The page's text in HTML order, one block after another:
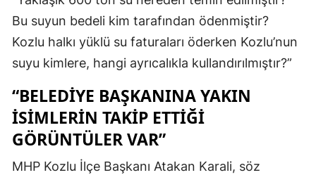
Bu suyun bedeli kim tarafından ödenmiştir?
Kozlu halkı yüklü su faturaları öderken Kozlu’nun
suyu kimlere, hangi ayrıcalıkla kullandırılmıştır?”
“BELEDİYE BAŞKANINA YAKIN
İSİMLERİN TAKİP ETTİĞİ
GÖRÜNTÜLER VAR”
MHP Kozlu İlçe Başkanı Atakan Karali, söz